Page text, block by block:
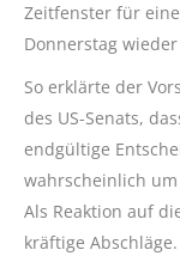
Zeitfenster für
Donnerstag
So erklärte der
des US-Senats,
endgültige
wahrscheinlich
Als Reaktion auf
kräftige Abschläge.